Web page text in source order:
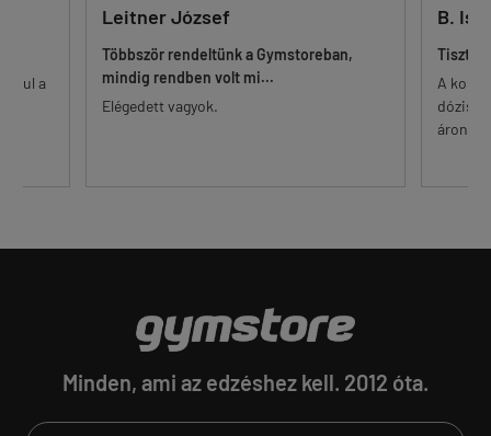
alul a
Leitner József
Többször rendeltünk a Gymstoreban,
mindig rendben volt mi...
Elégedett vagyok.
B.
A
dózisú
áron.
Minden, ami az edzéshez kell. 2012 óta.